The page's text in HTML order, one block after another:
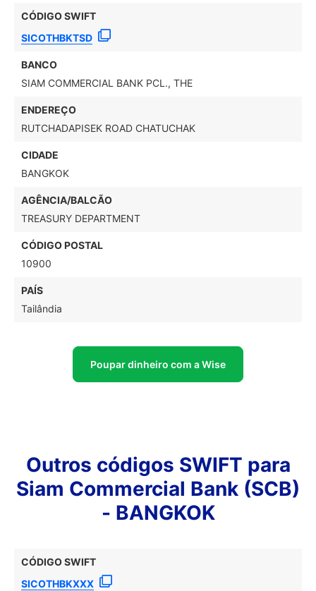
CÓDIGO SWIFT
SICOTHBKTSD
BANCO
SIAM COMMERCIAL BANK PCL., THE
ENDEREÇO
RUTCHADAPISEK ROAD CHATUCHAK
CIDADE
BANGKOK
AGÊNCIA/BALCÃO
TREASURY DEPARTMENT
CÓDIGO POSTAL
10900
PAÍS
Tailândia
Poupar dinheiro com a Wise
Outros códigos SWIFT para
Siam Commercial Bank (SCB)
- BANGKOK
CÓDIGO SWIFT
SICOTHBKXXX